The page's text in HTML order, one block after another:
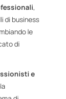
,
di business
le
di
e